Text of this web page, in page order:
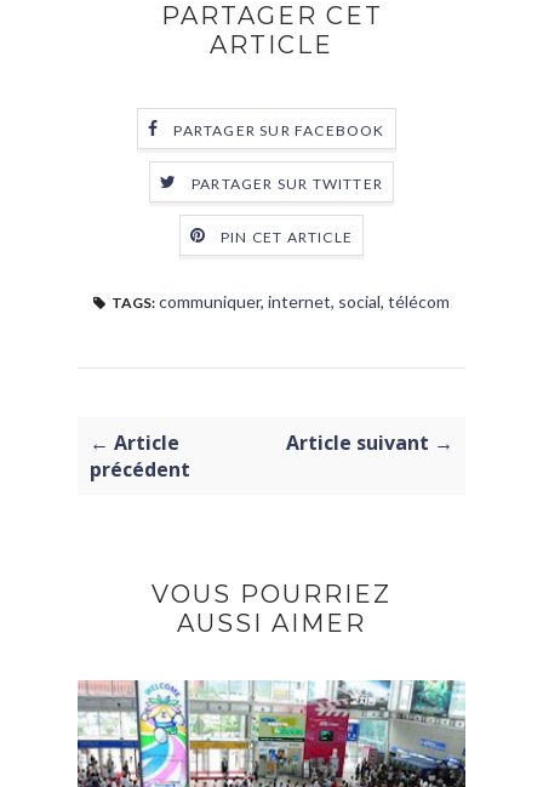
PARTAGER CET
ARTICLE
PARTAGER SUR FACEBOOK
PARTAGER SUR TWITTER
PIN CET ARTICLE
TAGS: communiquer, internet, social, télécom
← Article
précédent
Article suivant →
VOUS POURRIEZ
AUSSI AIMER